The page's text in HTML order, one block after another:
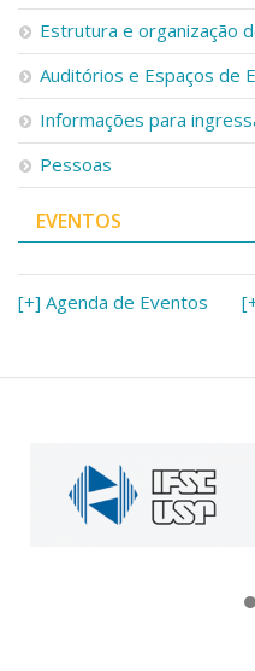
Estrutura e organização
Auditórios e Espaços de
Informações para
Pessoas
EVENTOS
[+] Agenda de Eventos